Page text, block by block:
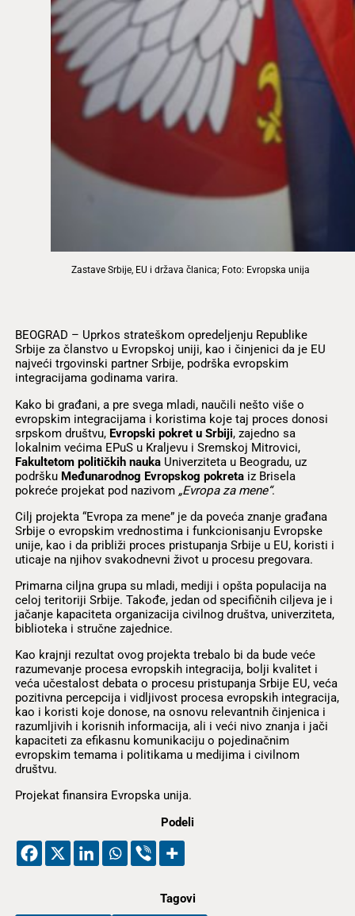
Zastave Srbije, EU i država članica; Foto: Evropska unija
BEOGRAD – Uprkos strateškom opredeljenju Republike
Srbije za članstvo u Evropskoj uniji, kao i činjenici da je EU
najveći trgovinski partner Srbije, podrška evropskim
integracijama godinama varira.
Kako bi građani, a pre svega mladi, naučili nešto više o
evropskim integracijama i koristima koje taj proces donosi
srpskom društvu, Evropski pokret u Srbiji, zajedno sa
lokalnim većima EPuS u Kraljevu i Sremskoj Mitrovici,
Fakultetom političkih naukaUniverziteta u Beogradu, uz
podršku Međunarodnog Evropskog pokretaiz Brisela
pokreće projekat pod nazivom „Evropa za mene“.
Cilj projekta “Evropa za mene” je da poveća znanje građana
Srbije o evropskim vrednostima i funkcionisanju Evropske
unije, kao i da približi proces pristupanja Srbije u EU, koristi i
uticaje na njihov svakodnevni život u procesu pregovara.
Primarna ciljna grupa su mladi, mediji i opšta populacija na
celoj teritoriji Srbije. Takođe, jedan od specifičnih ciljeva je i
jačanje kapaciteta organizacija civilnog društva, univerziteta,
biblioteka i stručne zajednice.
Kao krajnji rezultat ovog projekta trebalo bi da bude veće
razumevanje procesa evropskih integracija, bolji kvalitet i
veća učestalost debata o procesu pristupanja Srbije EU, veća
pozitivna percepcija i vidljivost procesa evropskih integracija,
kao i koristi koje donose, na osnovu relevantnih činjenica i
razumljivih i korisnih informacija, ali i veći nivo znanja i jači
kapaciteti za efikasnu komunikaciju o pojedinačnim
evropskim temama i politikama u medijima i civilnom
društvu.
Projekat finansira Evropska unija.
Podeli
Tagovi